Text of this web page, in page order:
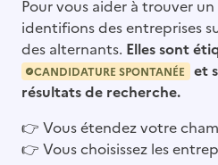
Pour vous aider à trouver
identifions des entreprises
des alternants. Elles sont
CANDIDATURE SPONTANÉE
et
résultats de recherche.
👉 Vous étendez votre
👉 Vous choisissez les